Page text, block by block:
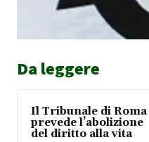
Da leggere
Il Tribunale di Roma
prevede l’abolizione
del diritto alla vita